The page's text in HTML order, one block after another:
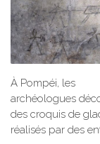
À Pompéi, les
archéologues
des croquis de
réalisés par des